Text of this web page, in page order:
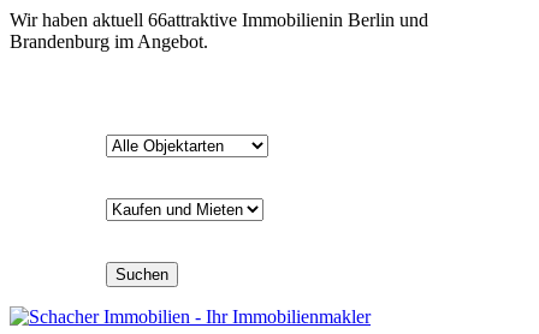
Wir haben aktuell 66attraktive Immobilienin Berlin und
Brandenburg im Angebot.
Suchen